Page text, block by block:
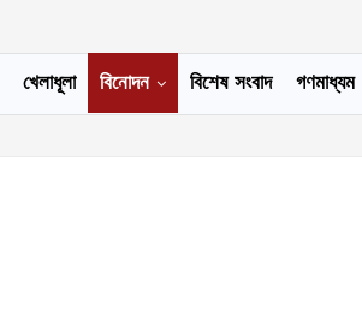
খেলাধূলা বিনোদন বিশেষ সংবাদ গণমাধ্যম